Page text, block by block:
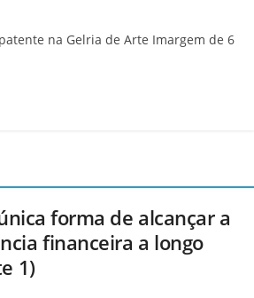
na Gelria de Arte Imargem de 6
forma de alcançar a
financeira a longo
1)